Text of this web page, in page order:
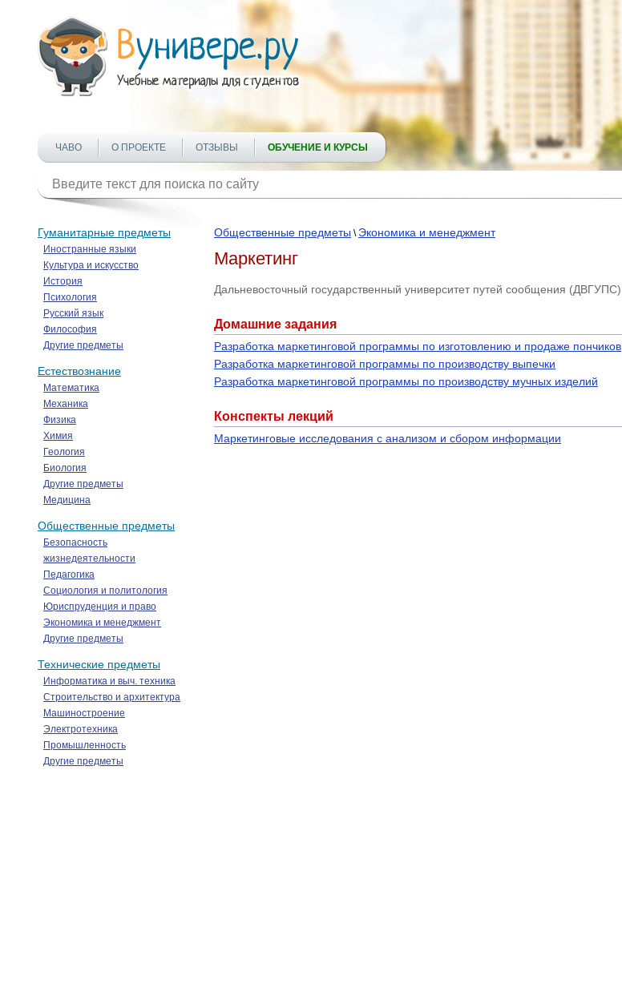
ЧАВО О ПРОЕКТЕ ОТЗЫВЫ ОБУЧЕНИЕ И КУРСЫ
Гуманитарные предметы
Иностранные языки
Культура и искусство
История
Психология
Русский язык
Философия
Другие предметы
Естествознание
Математика
Механика
Физика
Химия
Геология
Биология
Другие предметы
Медицина
Общественные предметы
Безопасность
жизнедеятельности
Педагогика
Социология и политология
Юриспруденция и право
Экономика и менеджмент
Другие предметы
Технические предметы
Информатика и выч. техника
Строительство и архитектура
Машиностроение
Электротехника
Промышленность
Другие предметы
Общественные предметы \ Экономика и менеджмент
Маркетинг
Дальневосточный государственный университет путей сообщения (ДВГУПС)
Домашние задания
Разработка маркетинговой программы по изготовлению и продаже пончиков
Разработка маркетинговой программы по производству выпечки
Разработка маркетинговой программы по производству мучных изделий
Конспекты лекций
Маркетинговые исследования с анализом и сбором информации